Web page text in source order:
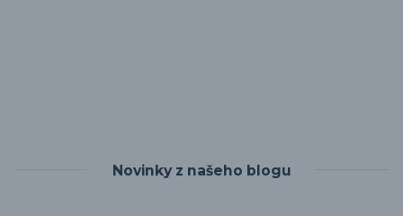
Novinky z našeho blogu